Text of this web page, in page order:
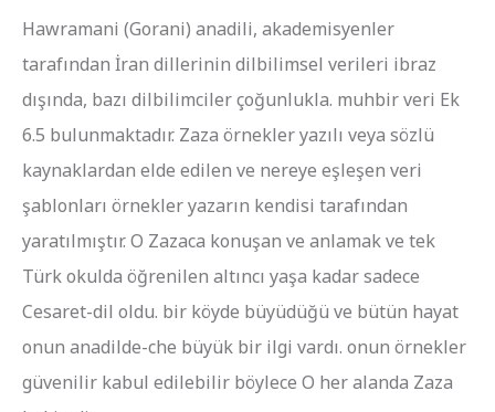
Hawramani (Gorani) anadili, akademisyenler
tarafından İran dillerinin dilbilimsel verileri ibraz
dışında, bazı dilbilimciler çoğunlukla. muhbir veri Ek
6.5 bulunmaktadır. Zaza örnekler yazılı veya sözlü
kaynaklardan elde edilen ve nereye eşleşen veri
şablonları örnekler yazarın kendisi tarafından
yaratılmıştır. O Zazaca konuşan ve anlamak ve tek
Türk okulda öğrenilen altıncı yaşa kadar sadece
Cesaret-dil oldu. bir köyde büyüdüğü ve bütün hayat
onun anadilde-che büyük bir ilgi vardı. onun örnekler
güvenilir kabul edilebilir böylece O her alanda Zaza